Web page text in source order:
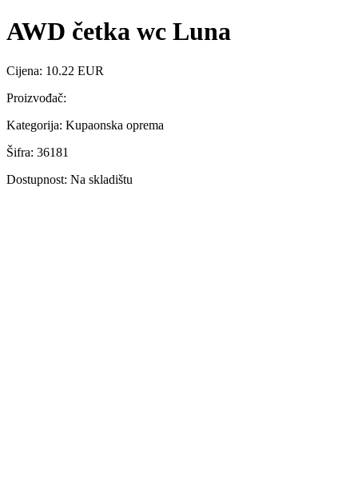
AWD četka wc Luna
Cijena: 10.22 EUR
Proizvođač:
Kategorija: Kupaonska oprema
Šifra: 36181
Dostupnost: Na skladištu